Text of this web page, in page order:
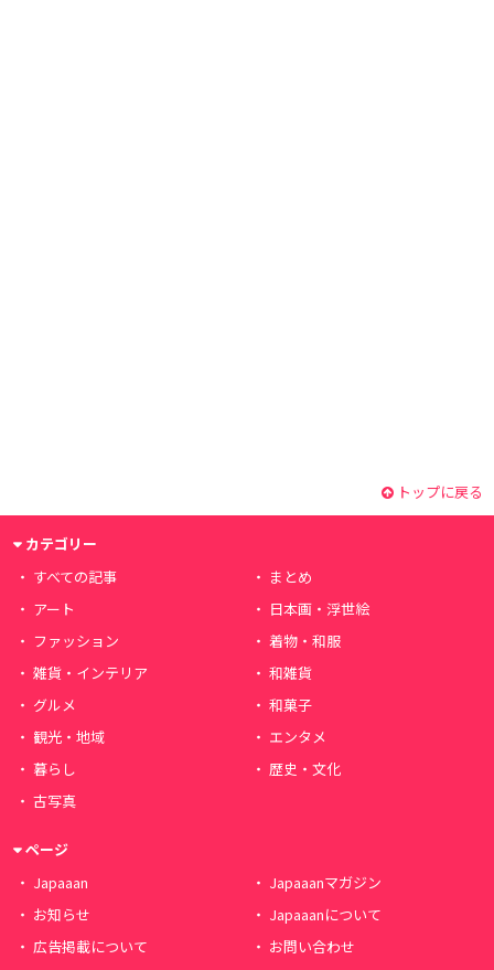
トップに戻る
カテゴリー
すべての記事
まとめ
アート
日本画・浮世絵
ファッション
着物・和服
雑貨・インテリア
和雑貨
グルメ
和菓子
観光・地域
エンタメ
暮らし
歴史・文化
古写真
ページ
Japaaan
Japaaanマガジン
お知らせ
Japaaanについて
広告掲載について
お問い合わせ